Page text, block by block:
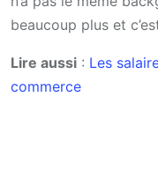
beaucoup plus et
Lire aussi : Les
commerce